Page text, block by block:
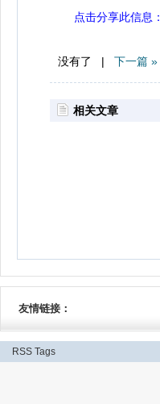
点击分享此信息：
没有了 | 下一篇 »
相关文章
友情链接：
RSS Tags